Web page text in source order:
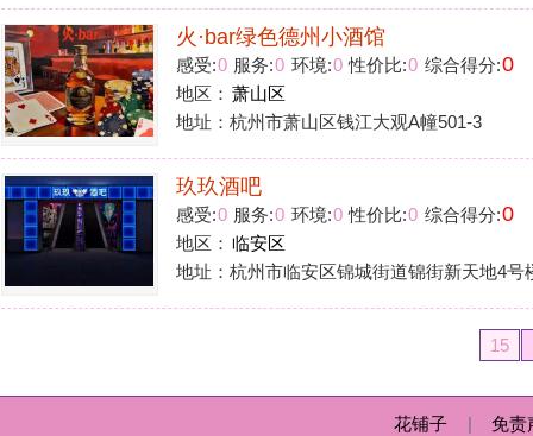
Powered by
免责声明：站内会员言论仅代表个人观点，